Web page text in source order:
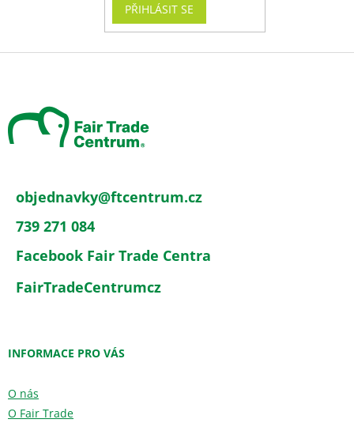
PŘIHLÁSIT SE
objednavky@ftcentrum.cz
739 271 084
Facebook Fair Trade Centra
FairTradeCentrumcz
INFORMACE PRO VÁS
O nás
O Fair Trade